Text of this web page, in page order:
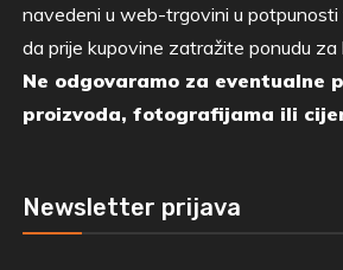
navedeni u web-trgovini u potpunosti
da prije kupovine zatražite ponudu za
Ne odgovaramo za eventualne
proizvoda, fotografijama ili
Newsletter prijava